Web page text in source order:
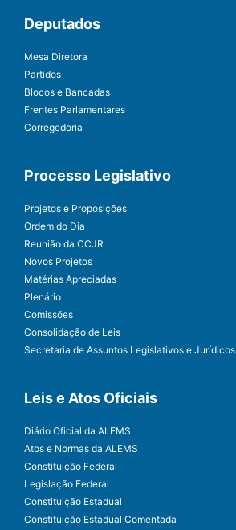
Deputados
Mesa Diretora
Partidos
Blocos e Bancadas
Frentes Parlamentares
Corregedoria
Processo Legislativo
Projetos e Proposições
Ordem do Dia
Reunião da CCJR
Novos Projetos
Matérias Apreciadas
Plenário
Comissões
Consolidação de Leis
Secretaria de Assuntos Legislativos e Jurídicos
Leis e Atos Oficiais
Diário Oficial da ALEMS
Atos e Normas da ALEMS
Constituição Federal
Legislação Federal
Constituição Estadual
Constituição Estadual Comentada